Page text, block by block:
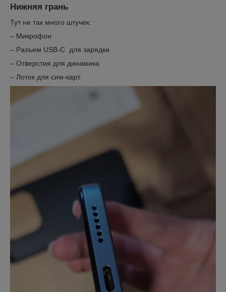
Нижняя грань
Тут не так много штучек:
– Микрофон
– Разъем USB-C для зарядки
– Отверстия для динамика
– Лоток для сим-карт.